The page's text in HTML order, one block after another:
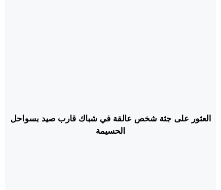
العثور على جثة شخص عالقة في شباك قارب صيد بسواحل
الحسيمة